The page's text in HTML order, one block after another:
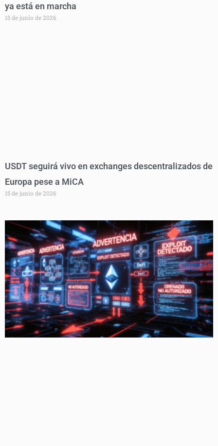
ya está en marcha
15 de junio de 2026
USDT seguirá vivo en exchanges descentralizados de
Europa pese a MiCA
15 de junio de 2026